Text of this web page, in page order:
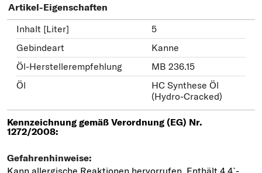
Artikel-Eigenschaften
Inhalt [Liter]
5
Gebindeart
Kanne
Öl-Herstellerempfehlung
MB 236.15
Öl
HC Synthese Öl
(Hydro-Cracked)